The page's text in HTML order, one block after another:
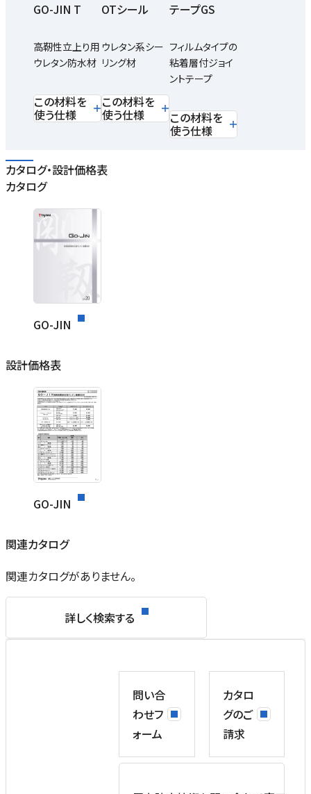
GO-JIN T
高靭性立上り用
ウレタン防水材
この材料を
使う仕様
OTシール
ウレタン系シー
リング材
この材料を
使う仕様
テープGS
フィルムタイプの
粘着層付ジョイ
ントテープ
この材料を
使う仕様
カタログ・設計価格表
カタログ
GO-JIN
設計価格表
GO-JIN
関連カタログ
関連カタログがありません。
詳しく検索する
問い合
わせフ
ォーム
カタロ
グのご
請求